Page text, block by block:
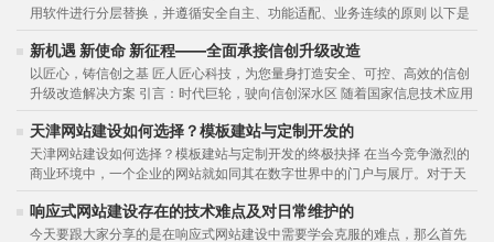
用软件进行分层替换，并遵循安全自主、功能适配、业务连续的原则 以下是
新机遇 新使命 新征程——全面承接信创升级改造
以匠心，铸信创之基 匠人匠心科技，为您量身打造安全、可控、高效的信创
升级改造解决方案 引言：时代巨轮，驶向信创深水区 随着国家信息技术应用
天津网站建设如何选择？模板建站与定制开发的
天津网站建设如何选择？模板建站与定制开发的终极抉择 在当今竞争激烈的
商业环境中，一个企业的网站就如同其在数字世界中的门户与展厅。对于天
响应式网站建设存在的技术难点及对日常维护的
今天要跟大家分享的是在响应式网站建设中需要学会克服的难点，那么首先